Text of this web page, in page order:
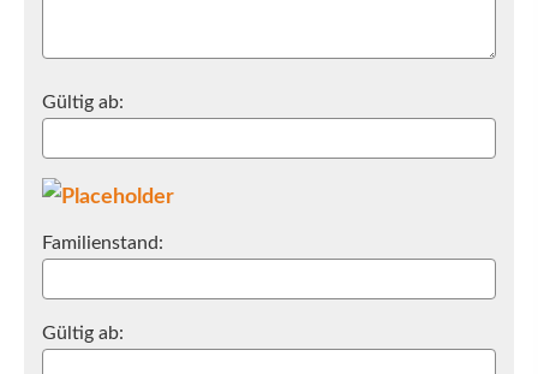
Gültig ab:
Familienstand:
Gültig ab: